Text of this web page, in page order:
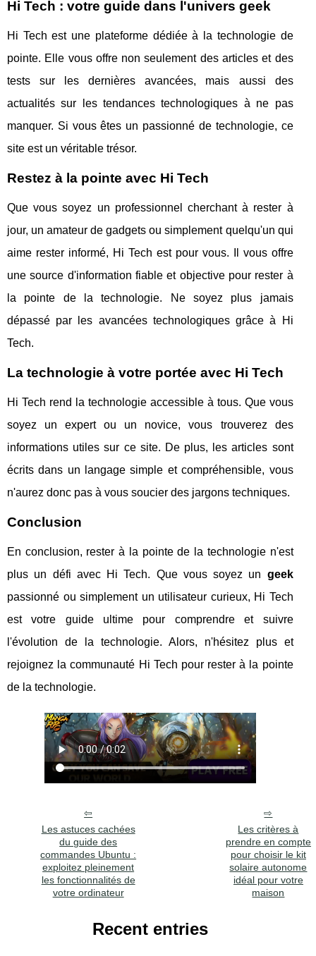
Hi Tech : votre guide dans l'univers geek
Hi Tech est une plateforme dédiée à la technologie de
pointe. Elle vous offre non seulement des articles et des
tests sur les dernières avancées, mais aussi des
actualités sur les tendances technologiques à ne pas
manquer. Si vous êtes un passionné de technologie, ce
site est un véritable trésor.
Restez à la pointe avec Hi Tech
Que vous soyez un professionnel cherchant à rester à
jour, un amateur de gadgets ou simplement quelqu'un qui
aime rester informé, Hi Tech est pour vous. Il vous offre
une source d'information fiable et objective pour rester à
la pointe de la technologie. Ne soyez plus jamais
dépassé par les avancées technologiques grâce à Hi
Tech.
La technologie à votre portée avec Hi Tech
Hi Tech rend la technologie accessible à tous. Que vous
soyez un expert ou un novice, vous trouverez des
informations utiles sur ce site. De plus, les articles sont
écrits dans un langage simple et compréhensible, vous
n'aurez donc pas à vous soucier des jargons techniques.
Conclusion
En conclusion, rester à la pointe de la technologie n'est
plus un défi avec Hi Tech. Que vous soyez un geek
passionné ou simplement un utilisateur curieux, Hi Tech
est votre guide ultime pour comprendre et suivre
l'évolution de la technologie. Alors, n'hésitez plus et
rejoignez la communauté Hi Tech pour rester à la pointe
de la technologie.
Les astuces cachées
du guide des
commandes Ubuntu :
exploitez pleinement
les fonctionnalités de
votre ordinateur
Les critères à
prendre en compte
pour choisir le kit
solaire autonome
idéal pour votre
maison
Recent entries